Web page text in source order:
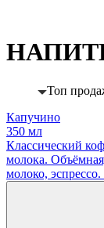
Топ
Капучино
350 мл
Классический
молока.
молоко,